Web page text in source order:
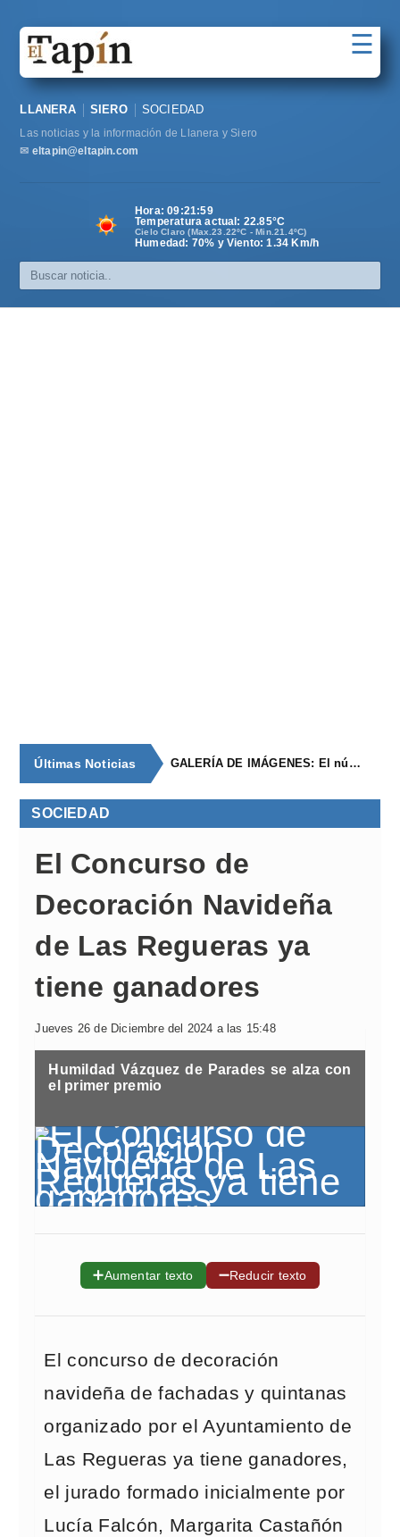
Sociedad
Política
Cultura
☰
LLANERA SIERO SOCIEDAD
Las noticias y la información de Llanera y Siero
✉ eltapin@eltapin.com
Hora:09:22:00
Temperatura actual: 22.85°C
Cielo Claro (Max.23.22ºC - Min.21.4ºC)
Humedad: 70% y Viento: 1.34 Km/h
Últimas Noticias GALERÍA DE IMÁGENES: El núcleo de población de época romana con continuidad
SOCIEDAD
El Concurso de
Decoración Navideña
de Las Regueras ya
tiene ganadores
Jueves 26 de Diciembre del 2024 a las 15:48
Humildad Vázquez de Parades se alza con
el primer premio
➕Aumentar texto ➖Reducir texto
El concurso de decoración
navideña de fachadas y quintanas
organizado por el Ayuntamiento de
Las Regueras ya tiene ganadores,
el jurado formado inicialmente por
Lucía Falcón, Margarita Castañón